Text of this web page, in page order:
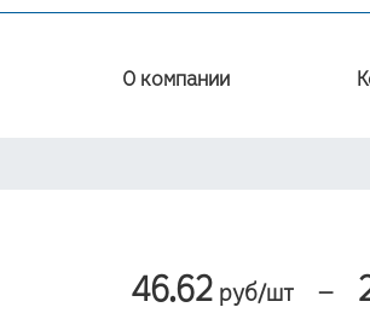
О компании
46.62руб/шт —